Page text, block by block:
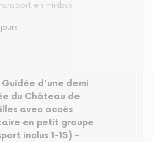
en minibus
d'une demi
du Château de
avec accès
en petit groupe
inclus 1-15) -